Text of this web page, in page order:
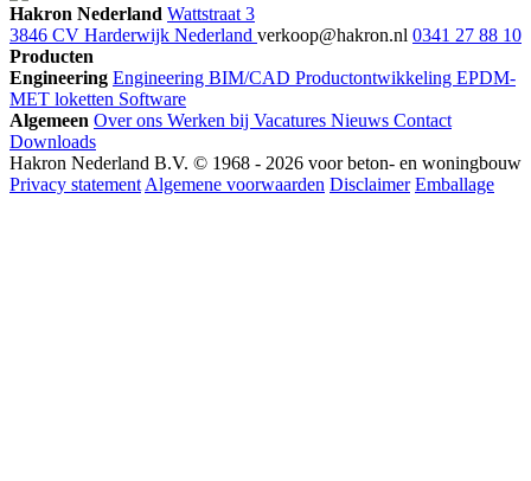
Hakron Nederland Wattstraat 3
3846 CV Harderwijk Nederland verkoop@hakron.nl 0341 27 88 10
Producten
Engineering Engineering BIM/CAD Productontwikkeling EPDM-
MET loketten Software
Algemeen Over ons Werken bij Vacatures Nieuws Contact
Downloads
Hakron Nederland B.V. © 1968 - 2026 voor beton- en woningbouw
Privacy statement Algemene voorwaarden Disclaimer Emballage